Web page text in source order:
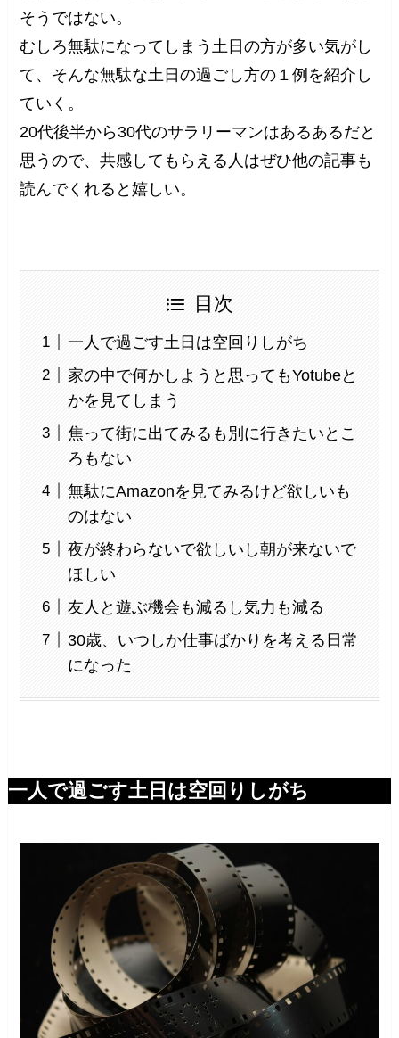
そうではない。
むしろ無駄になってしまう土日の方が多い気がし
て、そんな無駄な土日の過ごし方の１例を紹介し
ていく。
20代後半から30代のサラリーマンはあるあるだと
思うので、共感してもらえる人はぜひ他の記事も
読んでくれると嬉しい。
目次
一人で過ごす土日は空回りしがち
家の中で何かしようと思ってもYotubeと
かを見てしまう
焦って街に出てみるも別に行きたいとこ
ろもない
無駄にAmazonを見てみるけど欲しいも
のはない
夜が終わらないで欲しいし朝が来ないで
ほしい
友人と遊ぶ機会も減るし気力も減る
30歳、いつしか仕事ばかりを考える日常
になった
一人で過ごす土日は空回りしがち